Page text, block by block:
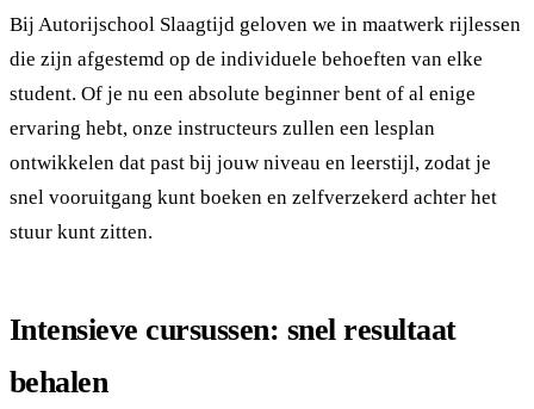
Bij Autorijschool Slaagtijd geloven we in maatwerk rijlessen
die zijn afgestemd op de individuele behoeften van elke
student. Of je nu een absolute beginner bent of al enige
ervaring hebt, onze instructeurs zullen een lesplan
ontwikkelen dat past bij jouw niveau en leerstijl, zodat je
snel vooruitgang kunt boeken en zelfverzekerd achter het
stuur kunt zitten.
Intensieve cursussen: snel resultaat
behalen